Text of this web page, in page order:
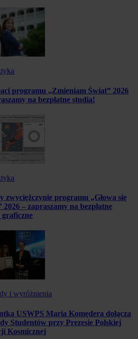
programu „Zmieniam Świat” 2026
na bezpłatne studia!
zwyciężczynie programu „Głowa się
2026 – zapraszamy na bezpłatne
graficzne
i wyróżnienia
USWPS Maria Komędera dołącza
Studentów przy Prezesie Polskiej
Kosmicznej